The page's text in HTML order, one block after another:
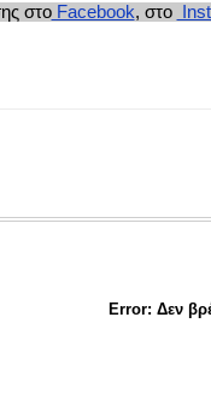
στοFacebook, στο
Error: Δεν